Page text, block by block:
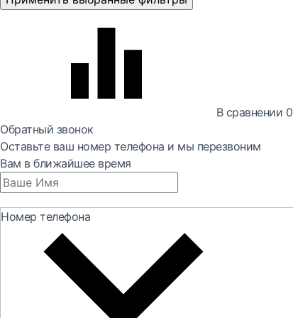
В сравнении 0
Обратный звонок
Оставьте ваш номер телефона и мы перезвоним
Вам в ближайшее время
Номер телефона